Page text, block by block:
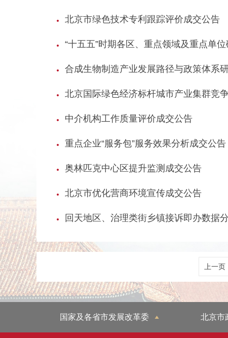
北京市绿色技术专利跟踪评价成交公告
“十五五”时期各区、重点领域及重点单
合成生物制造产业发展路径与政策体系
北京国际绿色经济标杆城市产业集群竞
中介机构工作质量评价成交公告
重点企业“服务包”服务效果分析成交公告
奥林匹克中心区提升监测成交公告
北京市优化营商环境宣传成交公告
回天地区、治理类街乡镇接诉即办数据
上一页
国家及各省市发展改革委 北京市